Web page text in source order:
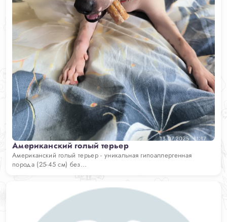
Американский голый терьер
Американский голый терьер - уникальная гипоаллергенная
порода (25-45 см) без...